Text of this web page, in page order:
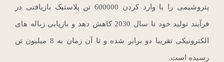
پتروشیمی را با وارد کردن 600000 تن پلاستیک بازیافتی در
فرآیند تولید خود تا سال 2030 کاهش دهد و بازیابی زباله های
الکترونیکی تقریبا دو برابر شده و تا آن زمان به 8 میلیون تن
رسیده است.